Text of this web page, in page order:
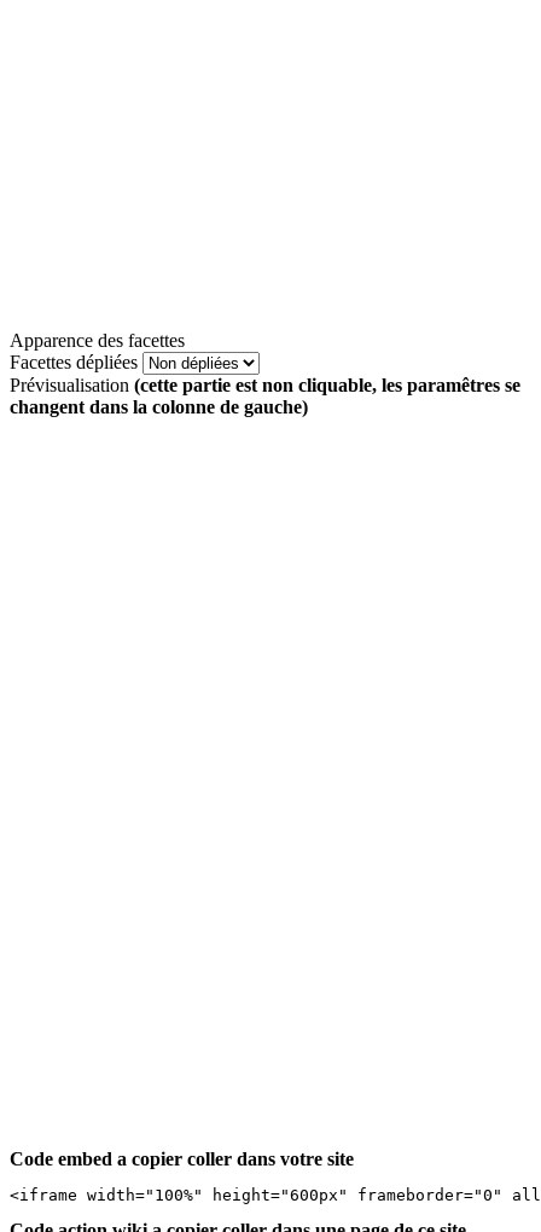
Apparence des facettes
Facettes dépliées
Prévisualisation (cette partie est non cliquable, les paramêtres se
changent dans la colonne de gauche)
Code embed a copier coller dans votre site
<iframe width="100%" height="600px" frameborder="0"